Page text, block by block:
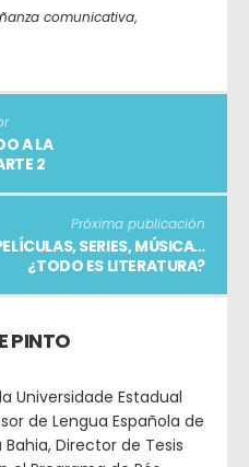
comunicativa,
A LA
2
Próxima publicación
SERIES, MÚSICA…
¿TODO ES LITERATURA?
PINTO
Universidade Estadual
de Lengua Española de
Director de Tesis